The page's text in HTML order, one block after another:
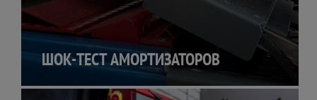
ШОК-ТЕСТ АМОРТИЗАТОРОВ